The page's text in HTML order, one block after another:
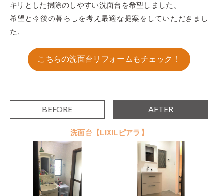
キリとした掃除のしやすい洗面台を希望しました。
希望と今後の暮らしを考え最適な提案をしていただきまし
た。
こちらの洗面台リフォームもチェック！
BEFORE AFTER
洗面台【LIXILピアラ】